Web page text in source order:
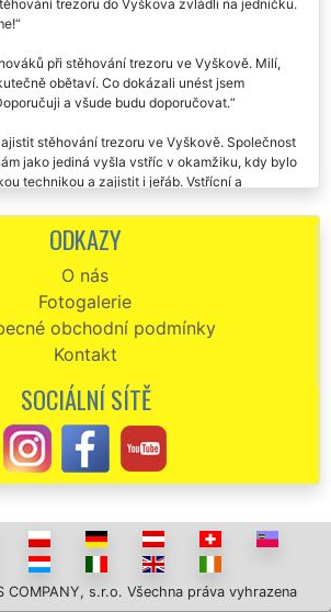
Spolehlivě a rychle bylo o nás postaráno,
trezoru do Vyškova zvládli na jedničku.
při stěhování trezoru ve Vyškově. Milí,
obětaví. Co dokázali unést jsem
stěhování trezoru ve Vyškově. Společnost
jako jediná vyšla vstříc v okamžiku, kdy bylo
jednání při stěhování našeho popeláku. Všem
ODKAZY
O nás
Fotogalerie
obchodní podmínky
Kontakt
SOCIÁLNÍ SÍTĚ